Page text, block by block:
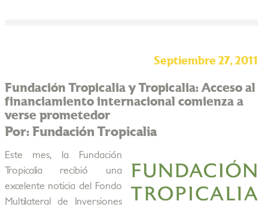
Septiembre 27, 2011
Fundación Tropicalia y Tropicalia: Acceso al
financiamiento internacional comienza a
verse prometedor
Por: Fundación Tropicalia
Este mes, la Fundación
Tropicalia recibió una
excelente noticia del Fondo
Multilateral de Inversiones